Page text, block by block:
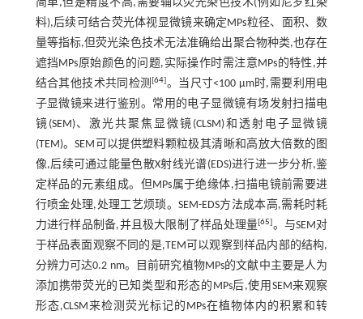
简单,但是精度不高,需要辅以荧光染色技术(例如尼罗红染
料),后续可结合荧光体视显微镜来确定MPs粒径、面积、数
量等指标,但荧光染色技术无法准确给出聚合物种类,也存在
遮挡MPs原始颜色的问题,实际操作时需注意MPs的特性,并
结合其他技术共同检测[64]。当尺寸<100 μm时,需要利用电
子显微镜来进行鉴别。常用的电子显微镜有场发射扫描电
镜(SEM)、激光共聚焦显微镜(CLSM)和透射电子显微镜
(TEM)。SEM可以提供塑料颗粒极其清晰和高放大倍数的图
像,后续可通过能量色散X射线光谱(EDS)进行进一步分析,鉴
定样品的元素组成。但MPs属于绝缘体,扫描电镜前需要进
行喷金处理,处理工艺烦琐。SEM-EDS方法成本高,需耗时耗
力进行样品制备,并且极大限制了样品处理量[65]。与SEM对
于样品表面观察不同的是,TEM可以观察到样品内部的结构,
分辨力可达0.2 nm。目前研究植物MPs的文献中主要是人为
添加携带荧光的已知类型和形态的MPs后,使用SEM来观察
形态,CLSM来检测荧光标记的MPs在植物体内的积累和转